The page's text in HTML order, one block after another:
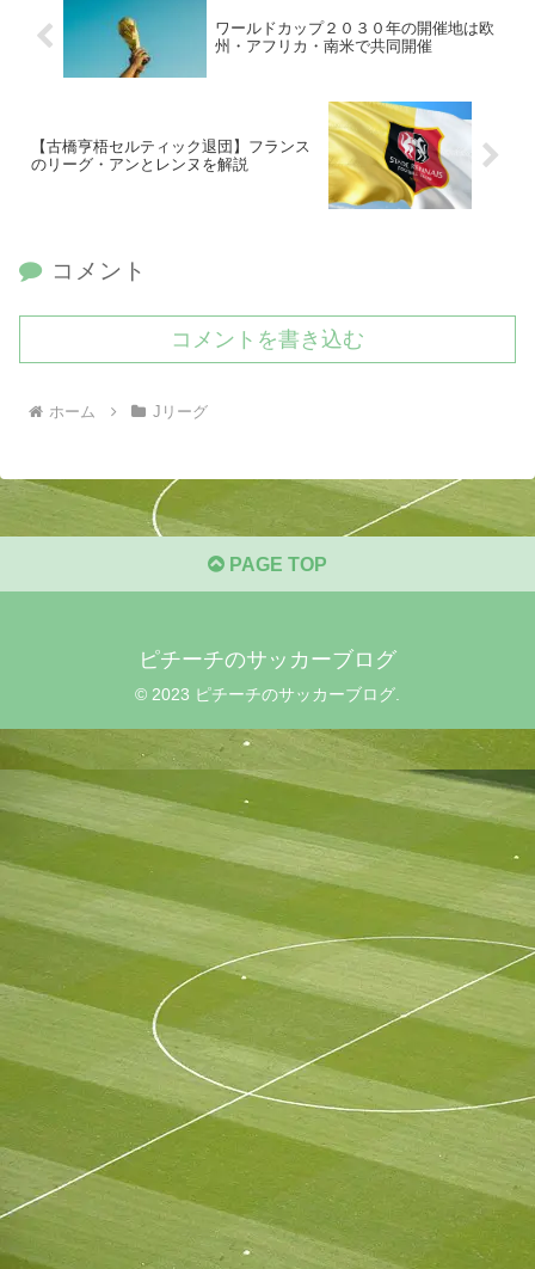
ワールドカップ２０３０年の開催地は欧
州・アフリカ・南米で共同開催
【古橋亨梧セルティック退団】フランス
のリーグ・アンとレンヌを解説
コメント
コメントを書き込む
ホーム Jリーグ
PAGE TOP
ピチーチのサッカーブログ
© 2023 ピチーチのサッカーブログ.